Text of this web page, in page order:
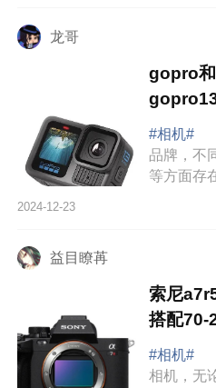
龙哥
gopro和
#相机#
品牌，不
等方面存
选？
2024-12-23
益目瞭苒
索尼
搭配70-
#相机#
相机，无